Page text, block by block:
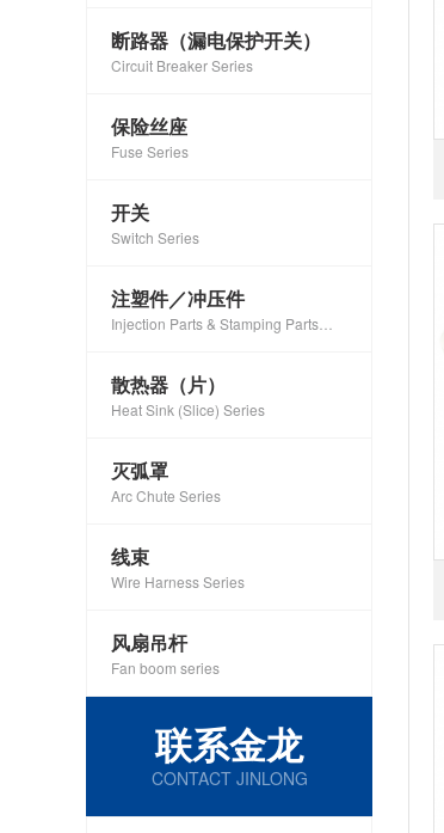
断路器（漏电保护开关）
Circuit Breaker Series
保险丝座
Fuse Series
开关
Switch Series
注塑件／冲压件
Injection Parts & Stamping Parts
散热器（片）
Heat Sink (Slice) Series
灭弧罩
Arc Chute Series
线束
Wire Harness Series
风扇吊杆
Fan boom series
联系金龙
CONTACT JINLONG